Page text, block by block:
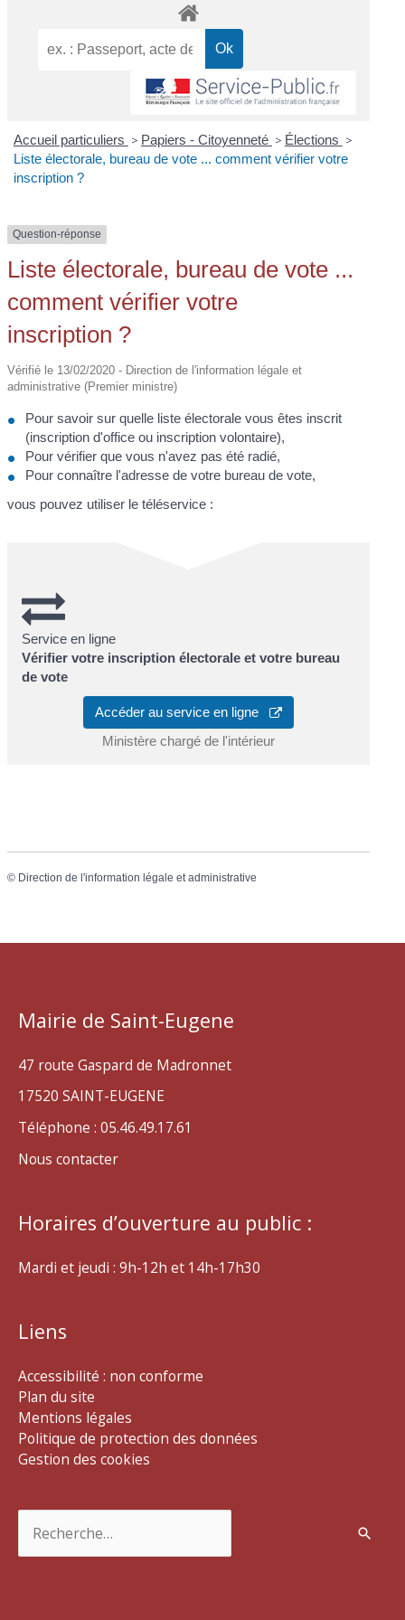
Accueil particuliers > Papiers - Citoyenneté > Élections >
Liste électorale, bureau de vote ... comment vérifier votre
inscription ?
Question-réponse
Liste électorale, bureau de vote ...
comment vérifier votre
inscription ?
Vérifié le 13/02/2020 - Direction de l'information légale et
administrative (Premier ministre)
Pour savoir sur quelle liste électorale vous êtes inscrit
(inscription d'office ou inscription volontaire),
Pour vérifier que vous n'avez pas été radié,
Pour connaître l'adresse de votre bureau de vote,
vous pouvez utiliser le téléservice :
Service en ligne
Vérifier votre inscription électorale et votre bureau
de vote
Accéder au service en ligne
Ministère chargé de l'intérieur
© Direction de l'information légale et administrative
Mairie de Saint-Eugene
47 route Gaspard de Madronnet
17520 SAINT-EUGENE
Téléphone : 05.46.49.17.61
Nous contacter
Horaires d’ouverture au public :
Mardi et jeudi : 9h-12h et 14h-17h30
Liens
Accessibilité : non conforme
Plan du site
Mentions légales
Politique de protection des données
Gestion des cookies